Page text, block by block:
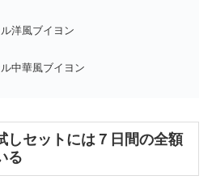
洋風ブイヨン
ル中華風ブイヨン
しセットには７日間の全額
る